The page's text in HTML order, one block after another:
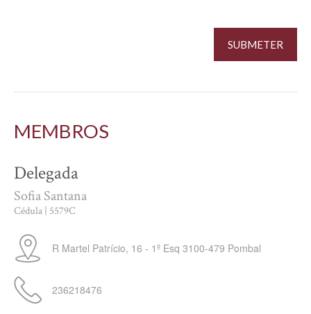
MEMBROS
Delegada
Sofia Santana
Cédula | 5579C
R Martel Patrício, 16 - 1º Esq 3100-479 Pombal
236218476